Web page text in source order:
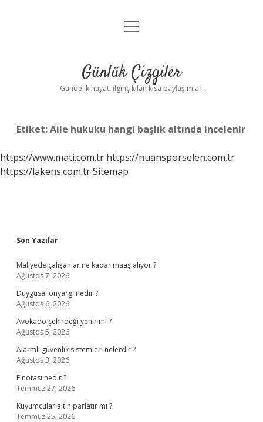
Anasayfa
Yasal Uyarı
menüyü
Günlük Çizgiler
Gündelik hayatı ilginç kılan kısa paylaşımlar.
Etiket:Aile hukuku hangi başlık altında incelenir
https://www.mati.com.tr https://nuansporselen.com.tr
https://lakens.com.trSitemap
Sidebar
Son Yazılar
Maliyede çalışanlar ne kadar maaş alıyor ?
Ağustos 7, 2026
Duygusal önyargı nedir ?
Ağustos 6, 2026
Avokado çekirdeği yenir mi ?
Ağustos 5, 2026
Alarmlı güvenlik sistemleri nelerdir ?
Ağustos 3, 2026
F notası nedir ?
Temmuz 27, 2026
Kuyumcular altın parlatır mı ?
Temmuz 25, 2026